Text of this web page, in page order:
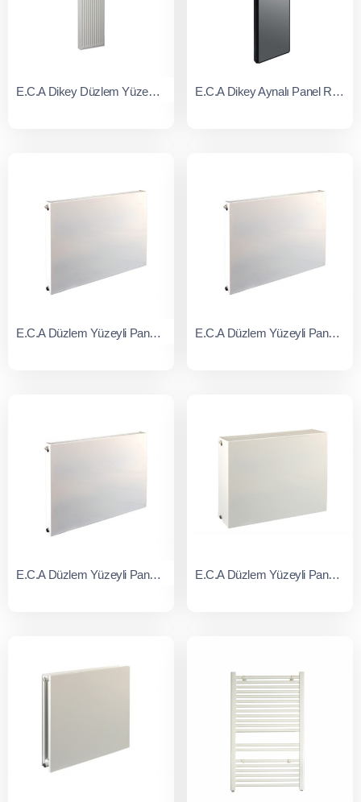
E.C.A Dikey Düzlem Yüzeyli Panel Radyatör Tip 21 E.C.A Dikey Aynalı Panel Radyatör Tip 21
E.C.A Düzlem Yüzeyli Panel Radyatörler Tip 11 E.C.A Düzlem Yüzeyli Panel Radyatörler Tip 21
E.C.A Düzlem Yüzeyli Panel Radyatörler Tip 22 E.C.A Düzlem Yüzeyli Panel Radyatörler Tip33